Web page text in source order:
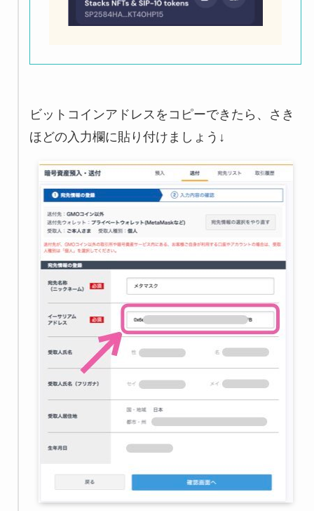
ビットコインアドレスをコピーできたら、さき
ほどの入力欄に貼り付けましょう↓